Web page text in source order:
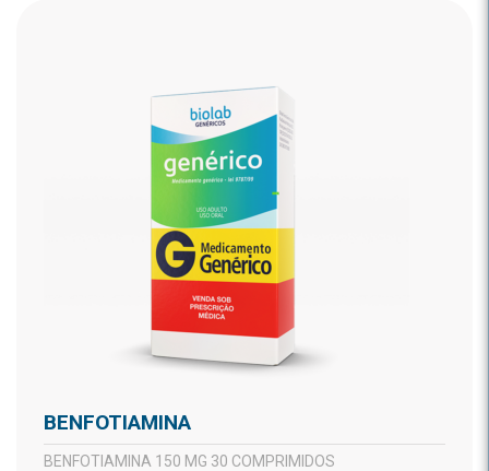
BENFOTIAMINA
BENFOTIAMINA 150 MG 30 COMPRIMIDOS